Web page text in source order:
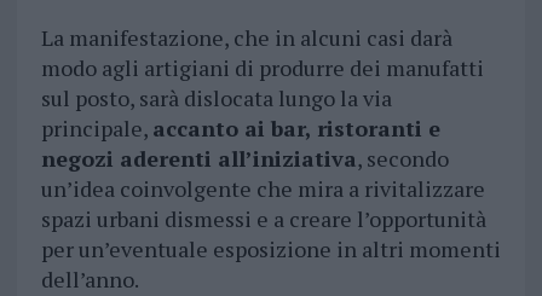
La manifestazione, che in alcuni casi darà
modo agli artigiani di produrre dei manufatti
sul posto, sarà dislocata lungo la via
principale, accanto ai bar, ristoranti e
negozi aderenti all’iniziativa, secondo
un’idea coinvolgente che mira a rivitalizzare
spazi urbani dismessi e a creare l’opportunità
per un’eventuale esposizione in altri momenti
dell’anno.